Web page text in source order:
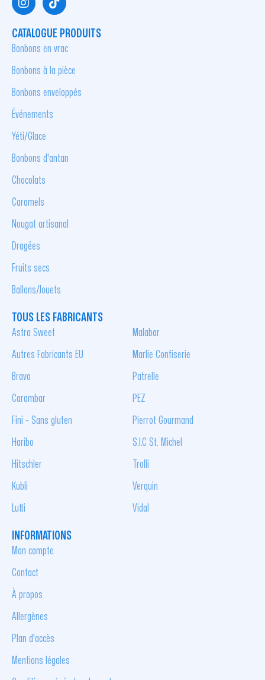
CATALOGUE PRODUITS
Bonbons en vrac
Bonbons à la pièce
Bonbons enveloppés
Événements
Yéti/Glace
Bonbons d'antan
Chocolats
Caramels
Nougat artisanal
Dragées
Fruits secs
Ballons/Jouets
TOUS LES FABRICANTS
Astra Sweet
Autres Fabricants EU
Bravo
Carambar
Fini - Sans gluten
Haribo
Hitschler
Kubli
Lutti
Malabar
Marlie Confiserie
Patrelle
PEZ
Pierrot Gourmand
S.I.C St. Michel
Trolli
Verquin
Vidal
INFORMATIONS
Mon compte
Contact
À propos
Allergènes
Plan d'accès
Mentions légales